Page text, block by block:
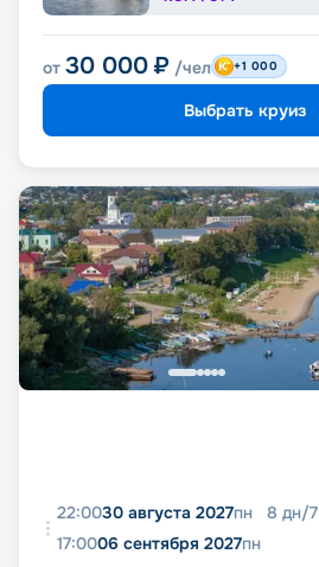
от 30 000 ₽ /чел +1 000
Выбрать круиз
22:0030 августа 2027пн 8 дн/7
17:0006 сентября 2027пн